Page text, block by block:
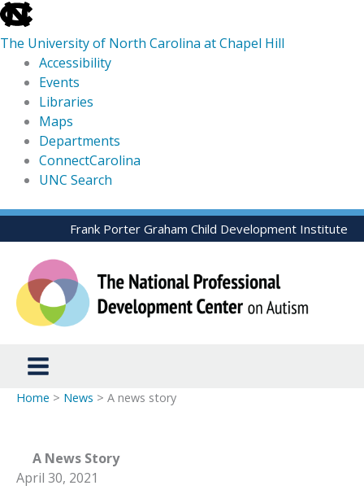
skip
to
the
global
utility
The University of North Carolina at Chapel Hill
Accessibility
Events
Libraries
Maps
Departments
ConnectCarolina
UNC Search
skip
to
Skip
to
content
Frank Porter Graham Child Development Institute
Home > News > A news story
A News Story
April 30, 2021